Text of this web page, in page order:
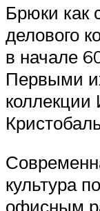
Брюки как
делового
в начале
Первыми
культура
офисным